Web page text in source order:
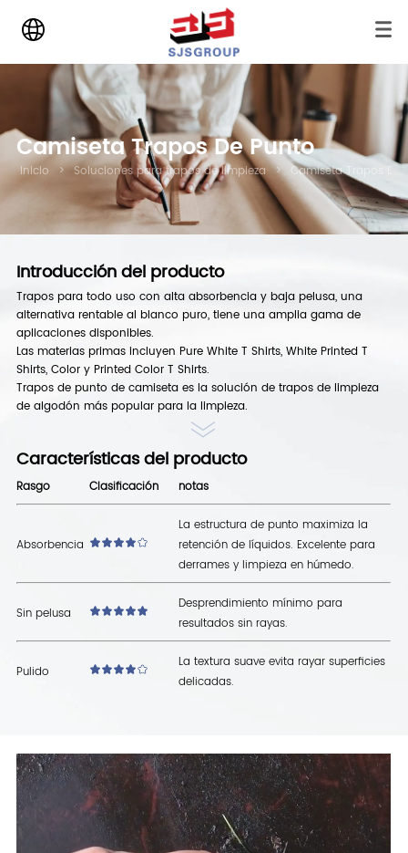
Camiseta Trapos De Punto
Inicio > Soluciones para trapos de limpieza > Camiseta Trapos De
Introducción del producto
Trapos para todo uso con alta absorbencia y baja pelusa, una
alternativa rentable al blanco puro, tiene una amplia gama de
aplicaciones disponibles.
Las materias primas incluyen Pure White T Shirts, White Printed T
Shirts, Color y Printed Color T Shirts.
Trapos de punto de camiseta es la solución de trapos de limpieza
de algodón más popular para la limpieza.
Características del producto
Rasgo Clasificación notas
Absorbencia
La estructura de punto maximiza la
retención de líquidos. Excelente para
derrames y limpieza en húmedo.
Sin pelusa
Desprendimiento mínimo para
resultados sin rayas.
Pulido
La textura suave evita rayar superficies
delicadas.